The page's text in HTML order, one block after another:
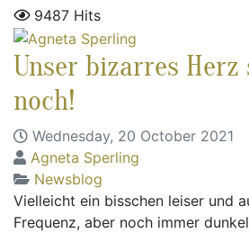
9487 Hits
Unser bizarres
noch!
Wednesday, 20 October 2021
Agneta Sperling
Newsblog
Vielleicht ein bisschen leiser und
Frequenz, aber noch immer